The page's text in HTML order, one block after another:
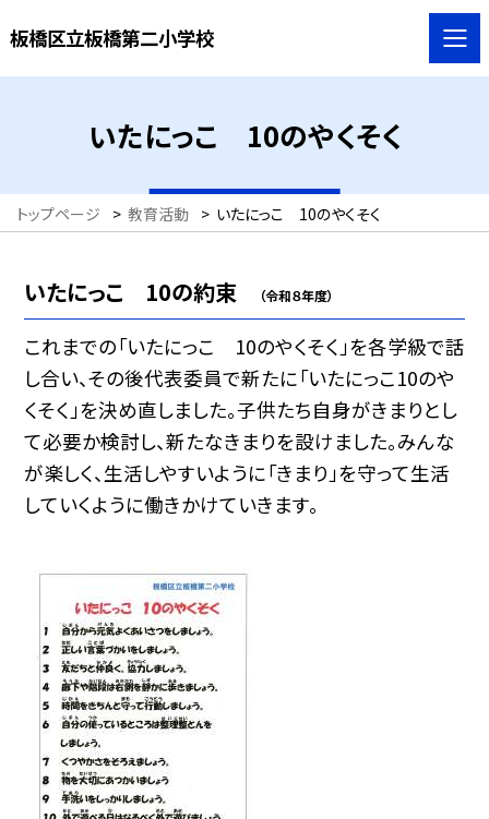
板橋区立板橋第二小学校
いたにっこ 10のやくそく
トップページ > 教育活動 > いたにっこ 10のやくそく
いたにっこ 10の約束 （令和８年度）
これまでの「いたにっこ 10のやくそく」を各学級で話
し合い、その後代表委員で新たに「いたにっこ10のや
くそく」を決め直しました。子供たち自身がきまりとし
て必要か検討し、新たなきまりを設けました。みんな
が楽しく、生活しやすいように「きまり」を守って生活
していくように働きかけていきます。